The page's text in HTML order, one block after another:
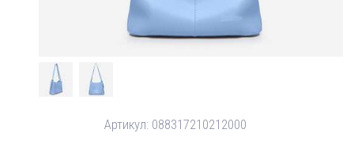
Артикул: 088317210212000